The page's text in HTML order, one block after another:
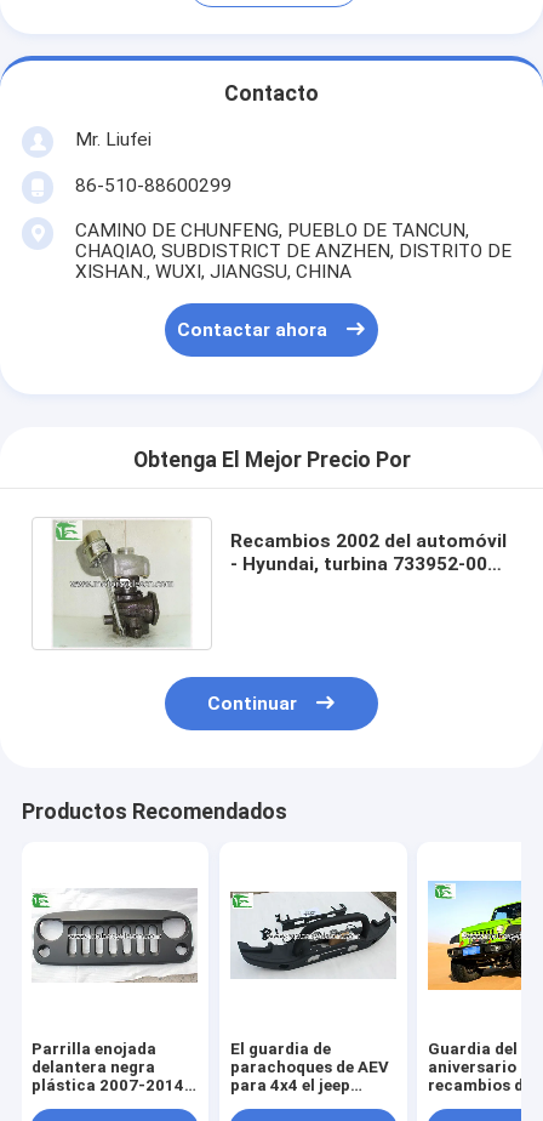
Contacto
Mr. Liufei
86-510-88600299
CAMINO DE CHUNFENG, PUEBLO DE TANCUN,
CHAQIAO, SUBDISTRICT DE ANZHEN, DISTRITO DE
XISHAN., WUXI, JIANGSU, CHINA
Contactar ahora
Obtenga El Mejor Precio Por
Recambios 2002 del automóvil
- Hyundai, turbina 733952-0001
Continuar
Productos Recomendados
Parrilla enojada
delantera negra
plástica 2007-2014
El guardia de
parachoques de AEV
para 4x4 el jeep
Guardia del
aniversario de
recambios del